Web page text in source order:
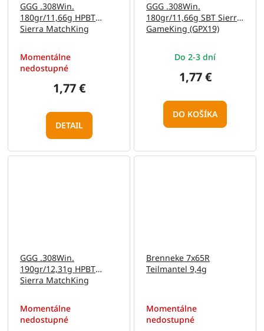
GGG .308Win.
180gr/11,66g HPBT
Sierra MatchKing
Momentálne
nedostupné
1,77 €
DETAIL
GGG .308Win.
180gr/11,66g SBT Sierra
GameKing (GPX19)
Do 2-3 dní
1,77 €
DO KOŠÍKA
GGG .308Win.
190gr/12,31g HPBT
Sierra MatchKing
Momentálne
nedostupné
Brenneke 7x65R
Teilmantel 9,4g
Momentálne
nedostupné